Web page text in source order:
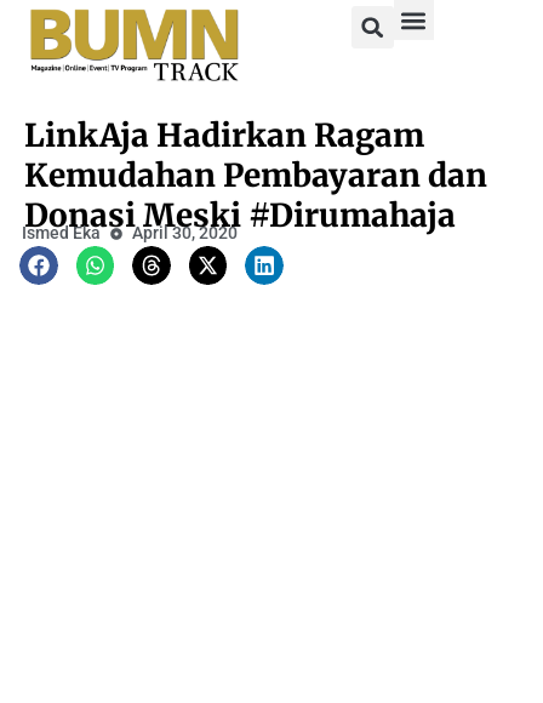
LinkAja Hadirkan Ragam
Kemudahan Pembayaran dan
Donasi Meski #Dirumahaja
Ismed Eka April 30, 2020